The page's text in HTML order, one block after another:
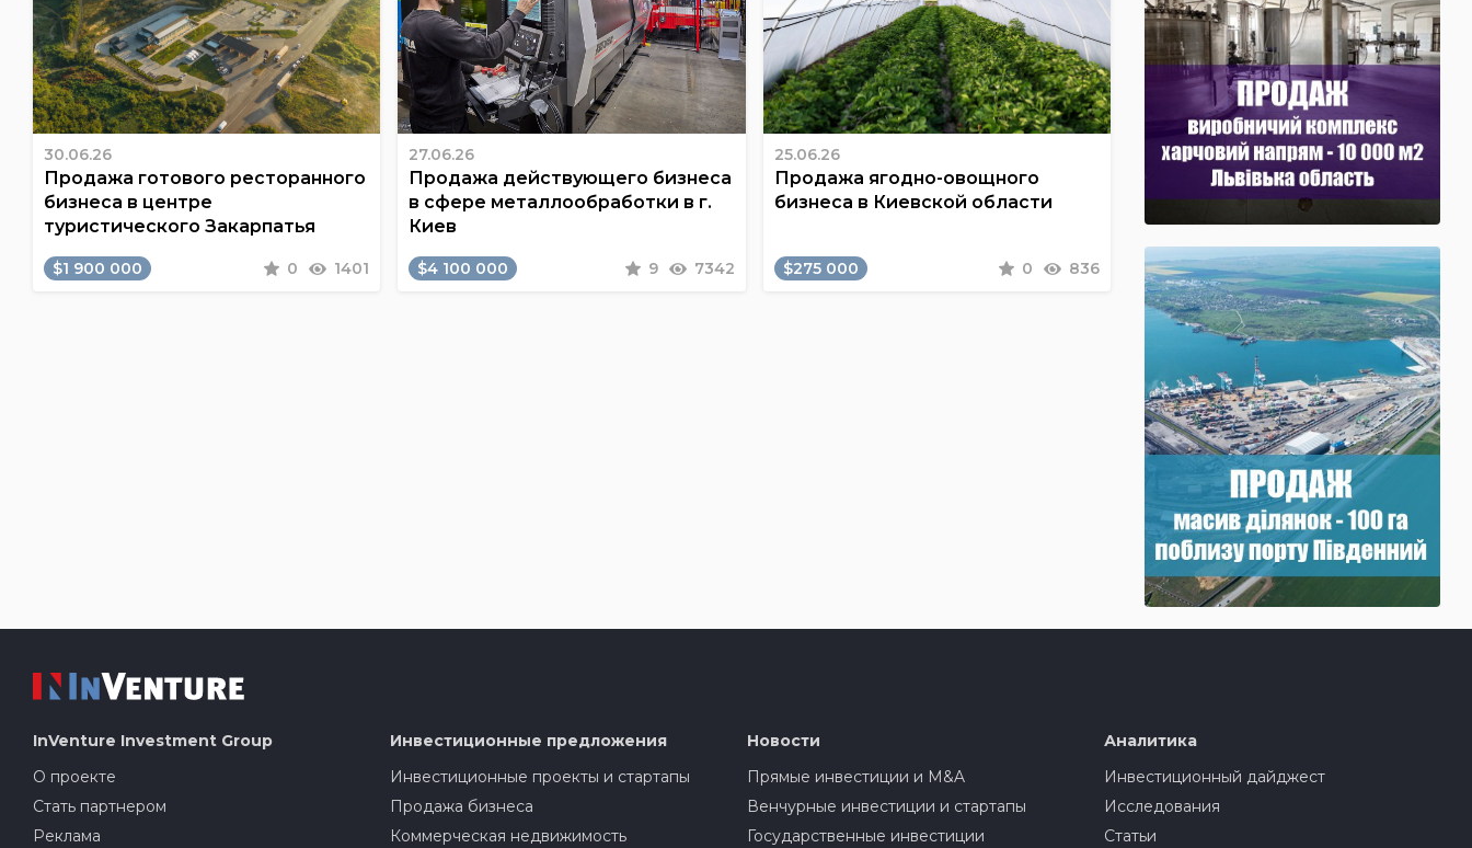
30.06.26
Продажа готового ресторанного
бизнеса в центре
туристического Закарпатья
$1 900 000 0 1401
27.06.26
Продажа действующего бизнеса
в сфере металлообработки в г.
Киев
$4 100 000 9 7342
25.06.26
Продажа ягодно-овощного
бизнеса в Киевской области
$275 000 0 836
InVenture Investment Group
О проекте
Стать партнером
Реклама
Инвестиционные предложения
Инвестиционные проекты и стартапы
Продажа бизнеса
Коммерческая недвижимость
Новости
Прямые инвестиции и M&A
Венчурные инвестиции и стартапы
Государственные инвестиции
Аналитика
Инвестиционный дайджест
Исследования
Статьи